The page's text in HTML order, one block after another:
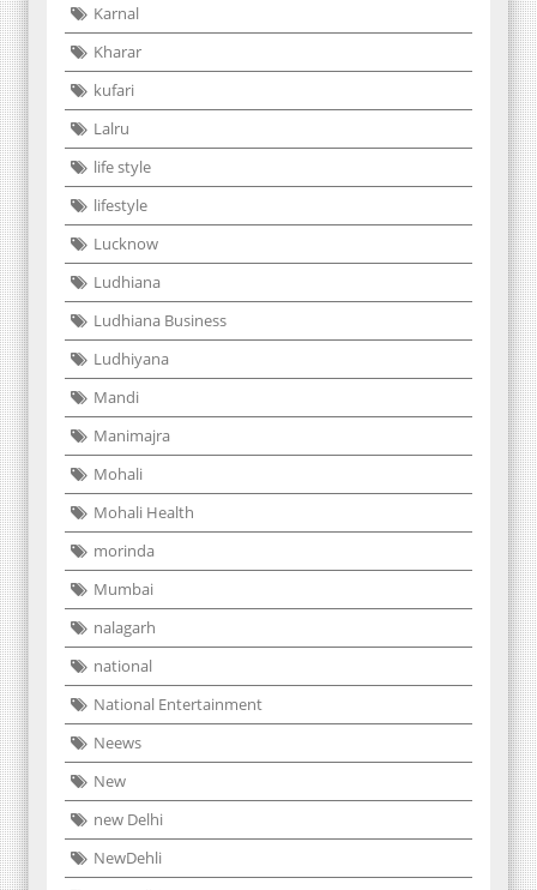
Karnal
Kharar
kufari
Lalru
life style
lifestyle
Lucknow
Ludhiana
Ludhiana Business
Ludhiyana
Mandi
Manimajra
Mohali
Mohali Health
morinda
Mumbai
nalagarh
national
National Entertainment
Neews
New
new Delhi
NewDehli